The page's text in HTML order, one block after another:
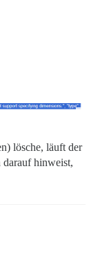
lösche, läuft der
darauf hinweist,